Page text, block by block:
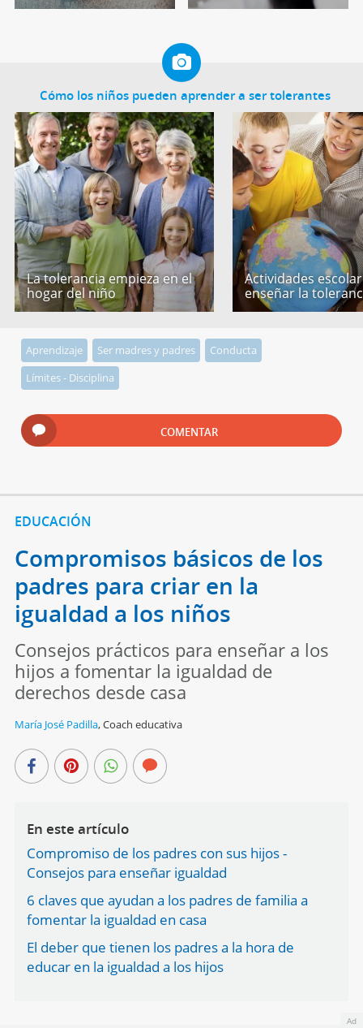
Cómo los niños pueden aprender a ser tolerantes
La tolerancia empieza en el
hogar del niño
Actividades
enseñar la
Aprendizaje Ser madres y padres
Conducta
Límites - Disciplina
COMENTAR
EDUCACIÓN
Compromisos básicos de los
padres para criar en la
igualdad a los niños
Consejos prácticos para enseñar a los
hijos a fomentar la igualdad de
derechos desde casa
María José Padilla,Coach educativa
En este artículo
Compromiso de los padres con sus hijos -
Consejos para enseñar igualdad
6 claves que ayudan a los padres de familia a
fomentar la igualdad en casa
El deber que tienen los padres a la hora de
educar en la igualdad a los hijos
Ad